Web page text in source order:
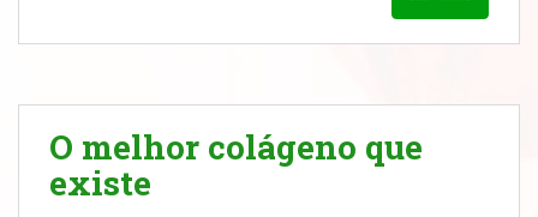
O melhor colágeno que
existe